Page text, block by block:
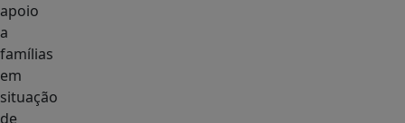
apoio
a
famílias
em
situação
de